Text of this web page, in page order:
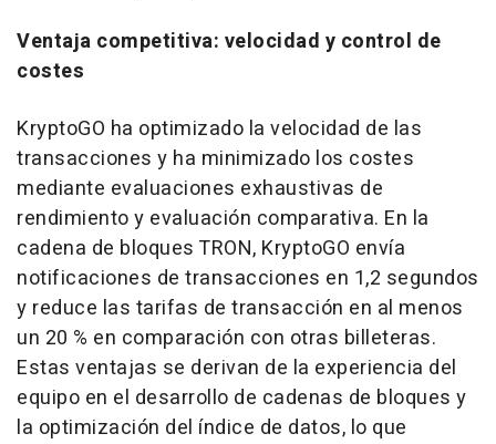
Ventaja competitiva: velocidad y control de
costes
KryptoGO ha optimizado la velocidad de las
transacciones y ha minimizado los costes
mediante evaluaciones exhaustivas de
rendimiento y evaluación comparativa. En la
cadena de bloques TRON, KryptoGO envía
notificaciones de transacciones en 1,2 segundos
y reduce las tarifas de transacción en al menos
un 20 % en comparación con otras billeteras.
Estas ventajas se derivan de la experiencia del
equipo en el desarrollo de cadenas de bloques y
la optimización del índice de datos, lo que